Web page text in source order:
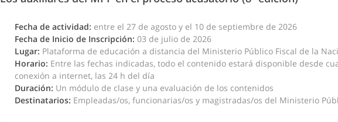
Fecha de actividad: entre el 27 de agosto y el 10 de septiembre de 2026
Fecha de Inicio de Inscripción: 03 de julio de 2026
Lugar: Plataforma de educación a distancia del Ministerio Público Fiscal de la
Horario: Entre las fechas indicadas, todo el contenido estará disponible desde
conexión a internet, las 24 h del día
Duración: Un módulo de clase y una evaluación de los contenidos
Destinatarios: Empleadas/os, funcionarias/os y magistradas/os del Ministerio